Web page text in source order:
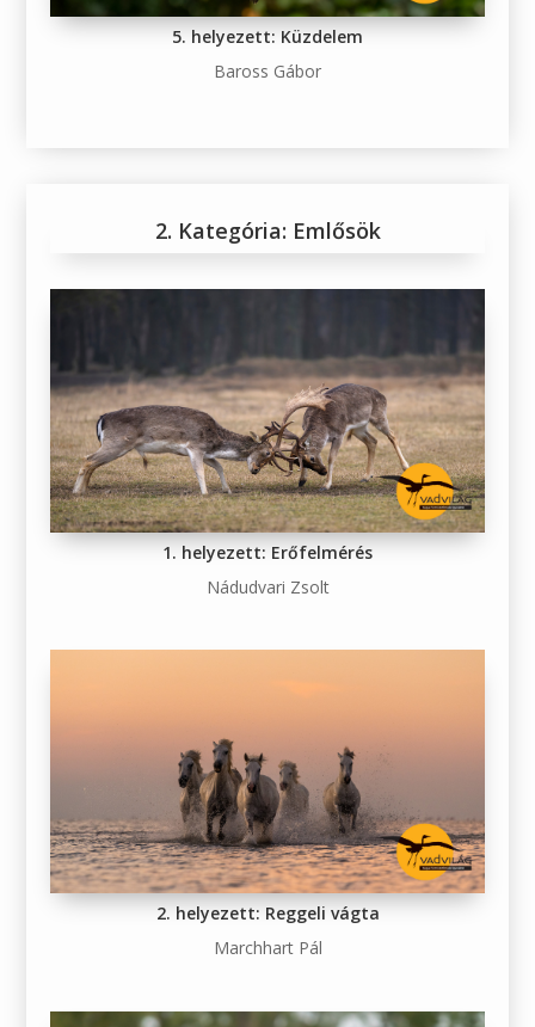
5. helyezett: Küzdelem
Baross Gábor
2. Kategória: Emlősök
1. helyezett: Erőfelmérés
Nádudvari Zsolt
2. helyezett: Reggeli vágta
Marchhart Pál